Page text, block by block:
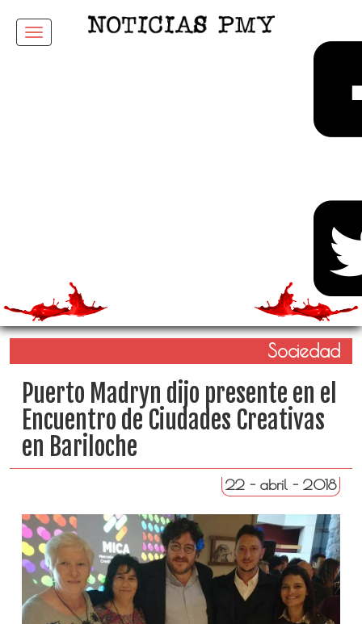
Menu
Sociedad
Puerto Madryn dijo presente en el
Encuentro de Ciudades Creativas
en Bariloche
22 - abril - 2018